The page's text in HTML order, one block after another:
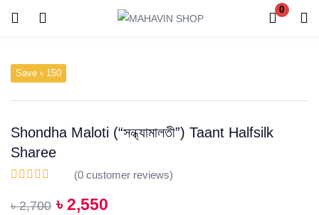
0
Login Register
Enter your username and password to login.
Save ৳ 150
Shondha Maloti (“সন্ধ্যামালতী”) Taant Halfsilk
Sharee
(0 customer reviews)
৳2,700 ৳2,550